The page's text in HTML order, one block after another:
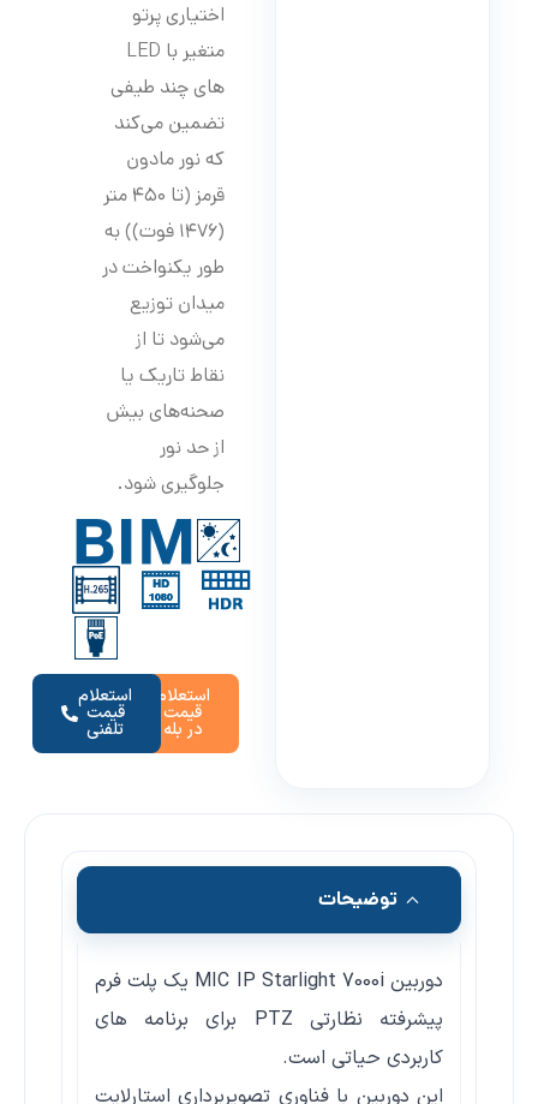
اختیاری پرتو
متغیر با LED
های چند طیفی
تضمین می‌کند
که نور مادون
قرمز (تا ۴۵۰ متر
(۱۴۷۶ فوت)) به
طور یکنواخت در
میدان توزیع
می‌شود تا از
نقاط تاریک یا
صحنه‌های بیش
از حد نور
جلوگیری شود.
استعلام
قیمت
در بله
استعلام
قیمت
تلفنی
توضیحات
دوربین MIC IP Starlight 7000i یک پلت فرم
پیشرفته نظارتی PTZ برای برنامه های
کاربردی حیاتی است.
این دوربین با فناوری تصویربرداری استارلایت